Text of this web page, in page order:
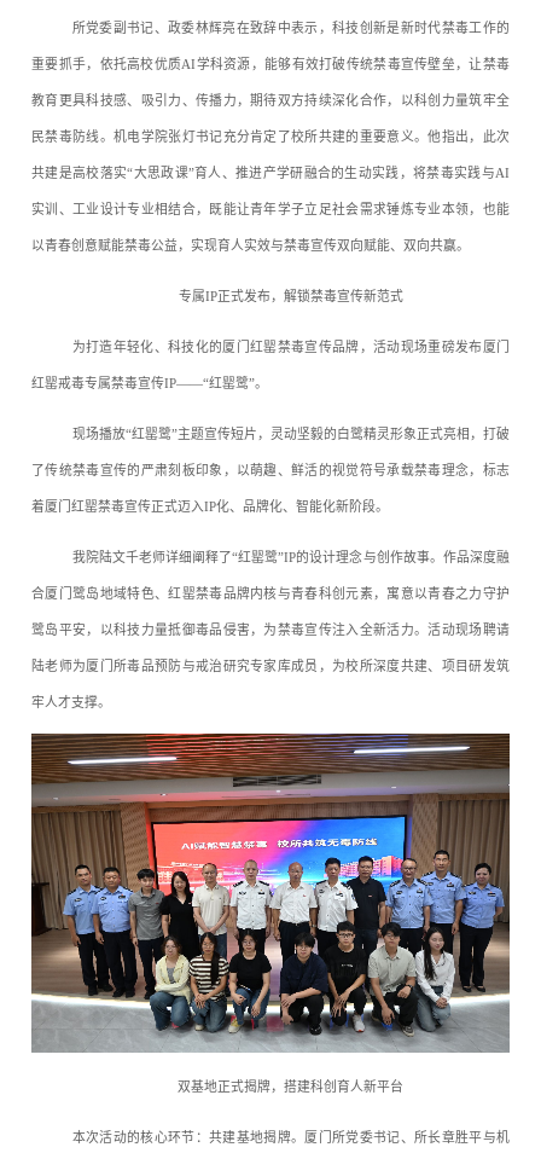
所党委副书记、政委林辉亮在致辞中表示，科技创新是新时代禁毒工作的
重要抓手，依托高校优质AI学科资源，能够有效打破传统禁毒宣传壁垒，让禁毒
教育更具科技感、吸引力、传播力，期待双方持续深化合作，以科创力量筑牢全
民禁毒防线。机电学院张灯书记充分肯定了校所共建的重要意义。他指出，此次
共建是高校落实“大思政课”育人、推进产学研融合的生动实践，将禁毒实践与AI
实训、工业设计专业相结合，既能让青年学子立足社会需求锤炼专业本领，也能
以青春创意赋能禁毒公益，实现育人实效与禁毒宣传双向赋能、双向共赢。
专属IP正式发布，解锁禁毒宣传新范式
为打造年轻化、科技化的厦门红罂禁毒宣传品牌，活动现场重磅发布厦门
红罂戒毒专属禁毒宣传IP——“红罂鹭”。
现场播放“红罂鹭”主题宣传短片，灵动坚毅的白鹭精灵形象正式亮相，打破
了传统禁毒宣传的严肃刻板印象，以萌趣、鲜活的视觉符号承载禁毒理念，标志
着厦门红罂禁毒宣传正式迈入IP化、品牌化、智能化新阶段。
我院陆文千老师详细阐释了“红罂鹭”IP的设计理念与创作故事。作品深度融
合厦门鹭岛地域特色、红罂禁毒品牌内核与青春科创元素，寓意以青春之力守护
鹭岛平安，以科技力量抵御毒品侵害，为禁毒宣传注入全新活力。活动现场聘请
陆老师为厦门所毒品预防与戒治研究专家库成员，为校所深度共建、项目研发筑
牢人才支撑。
双基地正式揭牌，搭建科创育人新平台
本次活动的核心环节：共建基地揭牌。厦门所党委书记、所长章胜平与机